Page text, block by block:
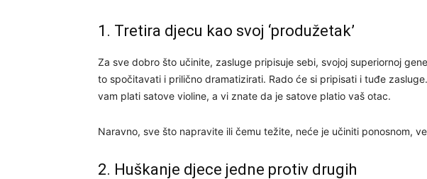
1. Tretira djecu kao svoj ‘produžetak’
Za sve dobro što učinite, zasluge pripisuje sebi, svojoj superiornoj
to spočitavati i prilično dramatizirati. Rado će si pripisati i tuđe
vam plati satove violine, a vi znate da je satove platio vaš otac.
Naravno, sve što napravite ili čemu težite, neće je učiniti ponosnom,
2. Huškanje djece jedne protiv drugih